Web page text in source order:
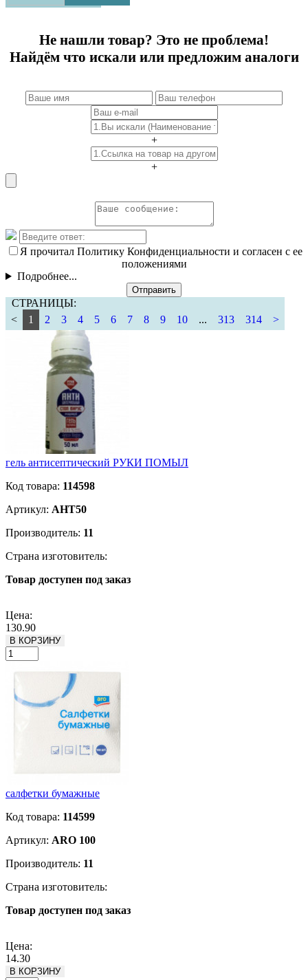
Не нашли товар? Это не проблема!
Найдём что искали или предложим аналоги
+
+
Я прочитал Политику Конфиденциальности и согласен с ее
положениями
Подробнее...
Отправить
СТРАНИЦЫ:
<
1 2 3 4 5 6 7 8 9 10 ... 313 314 >
гель антисептический РУКИ ПОМЫЛ
Код товара: 114598
Артикул: АНТ50
Производитель: 11
Страна изготовитель:
Товар доступен под заказ
Цена:
130.90
В КОРЗИНУ
салфетки бумажные
Код товара: 114599
Артикул: ARO 100
Производитель: 11
Страна изготовитель:
Товар доступен под заказ
Цена:
14.30
В КОРЗИНУ